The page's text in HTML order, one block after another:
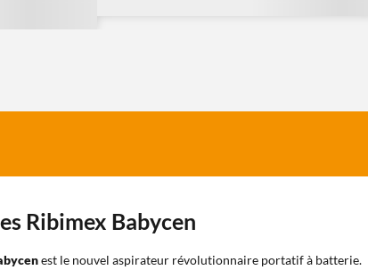
Ribimex Babycen
est le nouvel aspirateur révolutionnaire portatif à batterie.